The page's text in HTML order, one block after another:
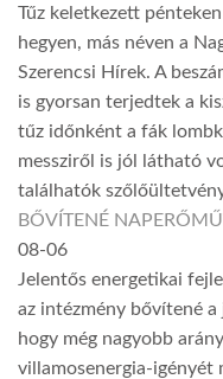
Tűz keletkezett
hegyen, más néven a
Szerencsi Hírek. A
is gyorsan terjedtek a
tűz időnként a fák
messziről is jól látható
találhatók
BŐVÍTENÉ
08-06
Jelentős energetikai
az intézmény bővítené a
hogy még nagyobb
villamosenergia-igényét